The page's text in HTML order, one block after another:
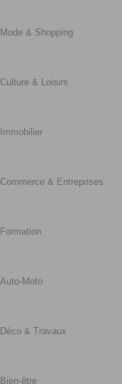
Mode & Shopping
Culture & Loisirs
Immobilier
Commerce & Entreprises
Formation
Auto-Moto
Déco & Travaux
Bien-être